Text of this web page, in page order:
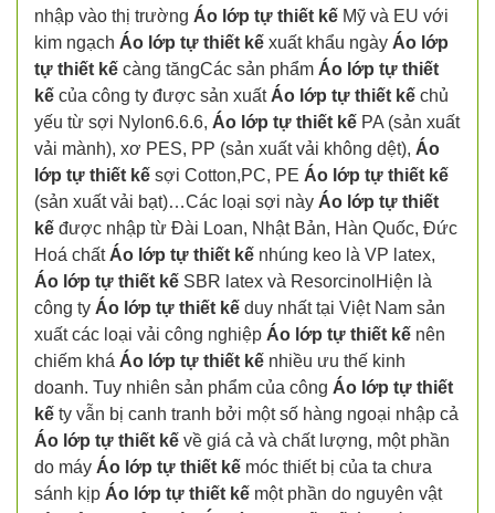
nhập vào thị trường Áo lớp tự thiết kế Mỹ và EU với
kim ngạch Áo lớp tự thiết kế xuất khẩu ngày Áo lớp
tự thiết kế càng tăngCác sản phẩm Áo lớp tự thiết
kế của công ty được sản xuấtÁo lớp tự thiết kế chủ
yếu từ sợi Nylon6.6.6, Áo lớp tự thiết kế PA (sản xuất
vải mành), xơ PES, PP (sản xuất vải không dệt), Áo
lớp tự thiết kế sợi Cotton,PC, PE Áo lớp tự thiết kế
(sản xuất vải bạt)…Các loại sợi này Áo lớp tự thiết
kế được nhập từ Đài Loan, Nhật Bản, Hàn Quốc, Đức
Hoá chất Áo lớp tự thiết kế nhúng keo là VP latex,
Áo lớp tự thiết kế SBR latex và ResorcinolHiện là
công ty Áo lớp tự thiết kế duy nhất tại Việt Nam sản
xuất các loại vải công nghiệp Áo lớp tự thiết kế nên
chiếm khá Áo lớp tự thiết kế nhiều ưu thế kinh
doanh. Tuy nhiên sản phẩm của công Áo lớp tự thiết
kế ty vẫn bị canh tranh bởi một số hàng ngoại nhập cả
Áo lớp tự thiết kế về giá cả và chất lượng, một phần
do máy Áo lớp tự thiết kế móc thiết bị của ta chưa
sánh kịp Áo lớp tự thiết kế một phần do nguyên vật